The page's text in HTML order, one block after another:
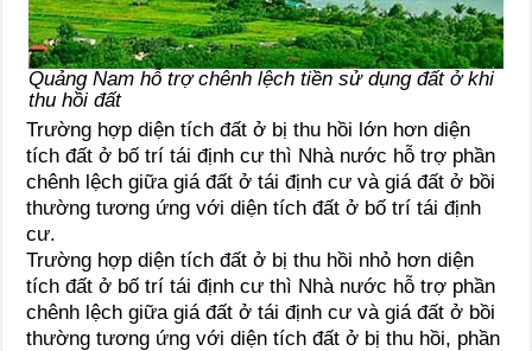
Quảng Nam hỗ trợ chênh lệch tiền sử dụng đất ở khi
thu hồi đất
Trường hợp diện tích đất ở bị thu hồi lớn hơn diện
tích đất ở bố trí tái định cư thì Nhà nước hỗ trợ phần
chênh lệch giữa giá đất ở tái định cư và giá đất ở bồi
thường tương ứng với diện tích đất ở bố trí tái định
cư.
Trường hợp diện tích đất ở bị thu hồi nhỏ hơn diện
tích đất ở bố trí tái định cư thì Nhà nước hỗ trợ phần
chênh lệch giữa giá đất ở tái định cư và giá đất ở bồi
thường tương ứng với diện tích đất ở bị thu hồi, phần